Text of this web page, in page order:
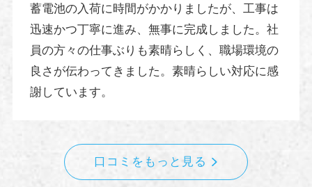
蓄電池の入荷に時間がかかりましたが、工事は
迅速かつ丁寧に進み、無事に完成しました。社
員の方々の仕事ぶりも素晴らしく、職場環境の
良さが伝わってきました。素晴らしい対応に感
謝しています。
口コミをもっと見る